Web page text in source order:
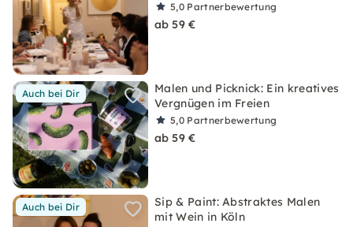
5,0 Partnerbewertung
ab 59 €
Auch bei Dir
Malen und Picknick: Ein kreatives
Vergnügen im Freien
5,0 Partnerbewertung
ab 59 €
Auch bei Dir
Sip & Paint: Abstraktes Malen
mit Wein in Köln